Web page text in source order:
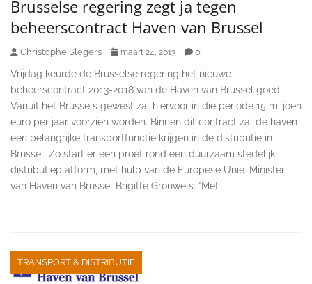
Brusselse regering zegt ja tegen
beheerscontract Haven van Brussel
Christophe Slegers maart 24, 2013 0
Vrijdag keurde de Brusselse regering het nieuwe
beheerscontract 2013-2018 van de Haven van Brussel goed.
Vanuit het Brussels gewest zal hiervoor in die periode 15 miljoen
euro per jaar voorzien worden. Binnen dit contract zal de haven
een belangrijke transportfunctie krijgen in de distributie in
Brussel. Zo start er een proef rond een duurzaam stedelijk
distributieplatform, met hulp van de Europese Unie. Minister
van Haven van Brussel Brigitte Grouwels: “Met
TRANSPORT & DISTRIBUTIE